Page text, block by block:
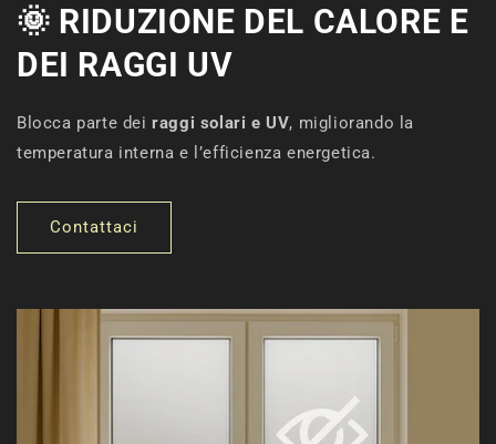
🌞 RIDUZIONE DEL CALORE E
DEI RAGGI UV
Blocca parte deiraggi solari e UV, migliorando la
temperatura interna e l’efficienza energetica.
Contattaci